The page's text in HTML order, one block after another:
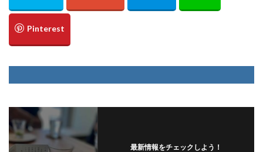
最新情報をチェックしよう！